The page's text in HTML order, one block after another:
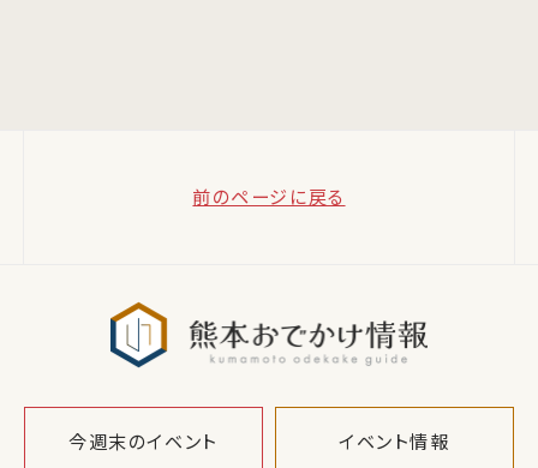
前のページに戻る
今週末のイベント イベント情報